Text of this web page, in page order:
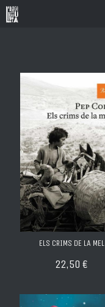
ELS CRIMS DE LA MEL
22,50 €